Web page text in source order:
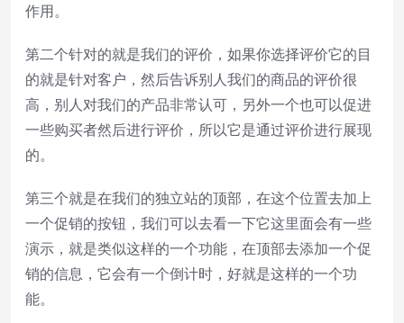
作用。
第二个针对的就是我们的评价，如果你选择评价它的目
的就是针对客户，然后告诉别人我们的商品的评价很
高，别人对我们的产品非常认可，另外一个也可以促进
一些购买者然后进行评价，所以它是通过评价进行展现
的。
第三个就是在我们的独立站的顶部，在这个位置去加上
一个促销的按钮，我们可以去看一下它这里面会有一些
演示，就是类似这样的一个功能，在顶部去添加一个促
销的信息，它会有一个倒计时，好就是这样的一个功
能。